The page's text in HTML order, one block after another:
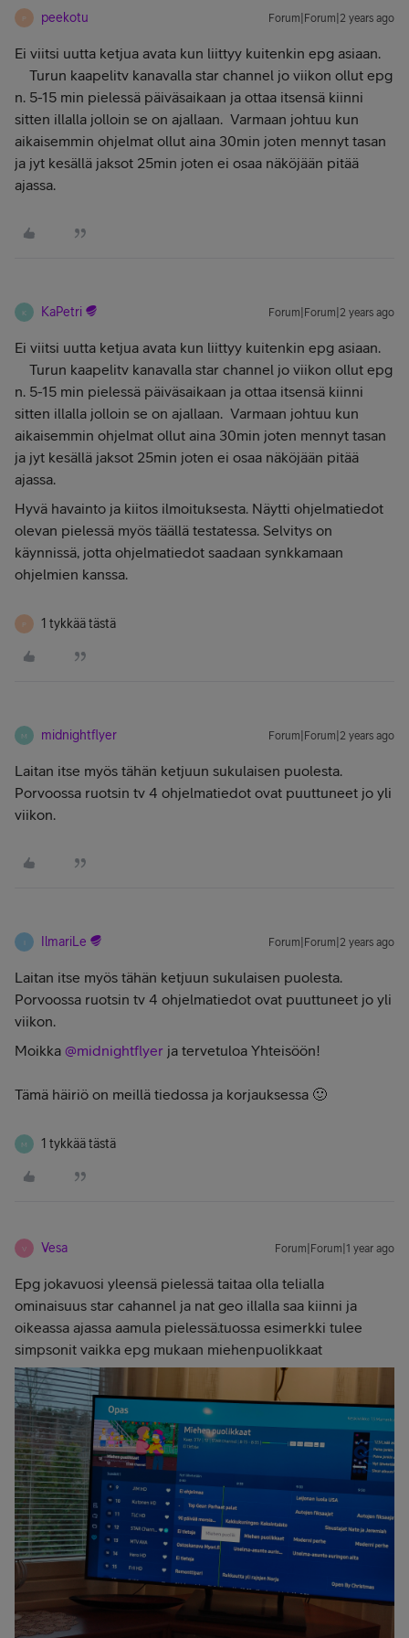
P peekotu Forum|Forum|2 years ago
Ei viitsi uutta ketjua avata kun liittyy kuitenkin epg asiaan.
Turun kaapelitv kanavalla star channel jo viikon ollut epg
n. 5-15 min pielessä päiväsaikaan ja ottaa itsensä kiinni
sitten illalla jolloin se on ajallaan. Varmaan johtuu kun
aikaisemmin ohjelmat ollut aina 30min joten mennyt tasan
ja jyt kesällä jaksot 25min joten ei osaa näköjään pitää
ajassa.
K KaPetri Forum|Forum|2 years ago
Ei viitsi uutta ketjua avata kun liittyy kuitenkin epg asiaan.
Turun kaapelitv kanavalla star channel jo viikon ollut epg
n. 5-15 min pielessä päiväsaikaan ja ottaa itsensä kiinni
sitten illalla jolloin se on ajallaan. Varmaan johtuu kun
aikaisemmin ohjelmat ollut aina 30min joten mennyt tasan
ja jyt kesällä jaksot 25min joten ei osaa näköjään pitää
ajassa.
Hyvä havainto ja kiitos ilmoituksesta. Näytti ohjelmatiedot
olevan pielessä myös täällä testatessa. Selvitys on
käynnissä, jotta ohjelmatiedot saadaan synkkamaan
ohjelmien kanssa.
P 1 tykkää tästä
M midnightflyer Forum|Forum|2 years ago
Laitan itse myös tähän ketjuun sukulaisen puolesta.
Porvoossa ruotsin tv 4 ohjelmatiedot ovat puuttuneet jo yli
viikon.
IlmariLe Forum|Forum|2 years ago
Laitan itse myös tähän ketjuun sukulaisen puolesta.
Porvoossa ruotsin tv 4 ohjelmatiedot ovat puuttuneet jo yli
viikon.
Moikka @midnightflyer ja tervetuloa Yhteisöön!
Tämä häiriö on meillä tiedossa ja korjauksessa 🙂
M 1 tykkää tästä
V Vesa Forum|Forum|1 year ago
Epg jokavuosi yleensä pielessä taitaa olla telialla
ominaisuus star cahannel ja nat geo illalla saa kiinni ja
oikeassa ajassa aamula pielessä.tuossa esimerkki tulee
simpsonit vaikka epg mukaan miehenpuolikkaat